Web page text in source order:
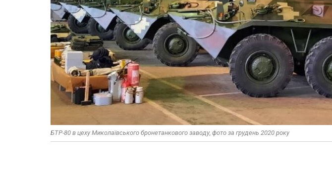
БТР-80 в цеху Миколаївського бронетанкового заводу, фото за грудень 2020 року